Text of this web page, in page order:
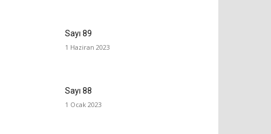
Sayı 89
1 Haziran 2023
Sayı 88
1 Ocak 2023